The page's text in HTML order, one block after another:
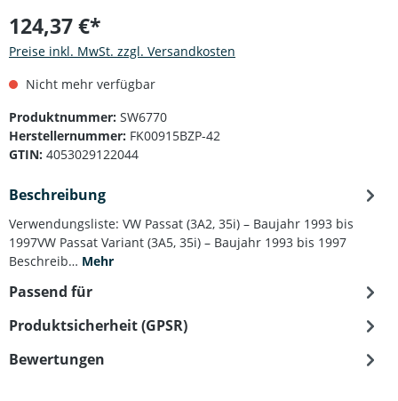
124,37 €*
Preise inkl. MwSt. zzgl. Versandkosten
Nicht mehr verfügbar
Produktnummer: SW6770
Herstellernummer: FK00915BZP-42
GTIN: 4053029122044
Beschreibung
Verwendungsliste: VW Passat (3A2, 35i) – Baujahr 1993 bis
1997VW Passat Variant (3A5, 35i) – Baujahr 1993 bis 1997
Beschreib… Mehr
Passend für
Produktsicherheit (GPSR)
Bewertungen